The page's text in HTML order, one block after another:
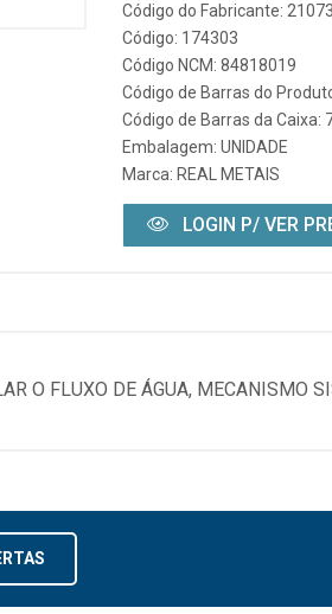
Código do Fabricante: 21073
Código: 174303
Código NCM: 84818019
Código de Barras do
Código de Barras da Caixa:
Embalagem: UNIDADE
Marca: REAL METAIS
LOGIN P/ VER
O FLUXO DE ÁGUA, MECANISMO